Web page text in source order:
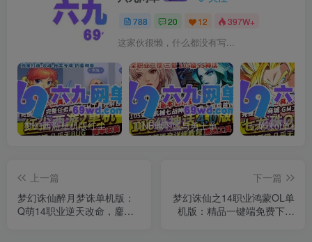
788 20 12 397W+
这家伙很懒，什么都没有写...
梦幻西游单机版红尘西游2微变独家打造龙魂抽奖令牌四象神兽 DNF地下城与勇士单机版110级神话版4.0全主线任务龙之庭院机械七战神实验室
上一篇
梦幻诛仙醉月梦诛单机版：
Q萌14职业逆天改命，鏖战
下一篇
梦幻诛仙之14职业鸿蒙OL单
机版：精品一键端免费下载